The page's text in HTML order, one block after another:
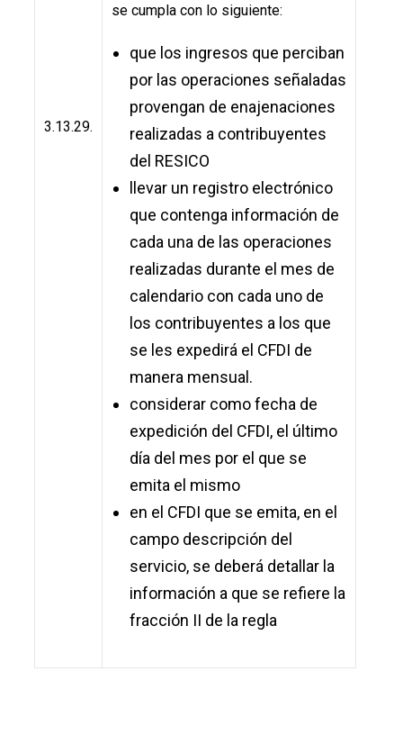
3.13.29.
se cumpla con lo siguiente:
que los ingresos que perciban
por las operaciones señaladas
provengan de enajenaciones
realizadas a contribuyentes
del RESICO
llevar un registro electrónico
que contenga información de
cada una de las operaciones
realizadas durante el mes de
calendario con cada uno de
los contribuyentes a los que
se les expedirá el CFDI de
manera mensual.
considerar como fecha de
expedición del CFDI, el último
día del mes por el que se
emita el mismo
en el CFDI que se emita, en el
campo descripción del
servicio, se deberá detallar la
información a que se refiere la
fracción II de la regla